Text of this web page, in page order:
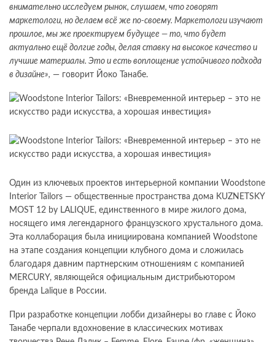
внимательно исследуем рынок, слушаем, что говорят
маркетологи, но делаем всё же по-своему. Маркетологи изучают
прошлое, мы же проектируем будущее — то, что будет
актуально ещё долгие годы, делая ставку на высокое качество и
лучшие материалы. Это и есть воплощение устойчивого подхода
в дизайне», — говорит Йоко Танабе.
Один из ключевых проектов интерьерной компании Woodstone
Interior Tailors — общественные пространства дома KUZNETSKY
MOST 12 by LALIQUE, единственного в мире жилого дома,
носящего имя легендарного французского хрустального дома.
Эта коллаборация была инициирована компанией Woodstone
на этапе создания концепции клубного дома и сложилась
благодаря давним партнерским отношениям с компанией
MERCURY, являющейся официальным дистрибьютором
бренда Lalique в России.
При разработке концепции лобби дизайнеры во главе с Йоко
Танабе черпали вдохновение в классических мотивах